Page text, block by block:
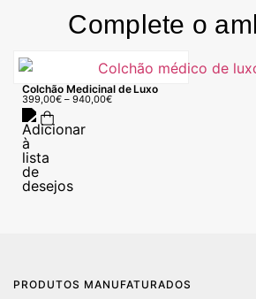
Complete o
Colchão Medicinal de Luxo
399,00€ – 940,00€
PRODUTOS MANUFATURADOS